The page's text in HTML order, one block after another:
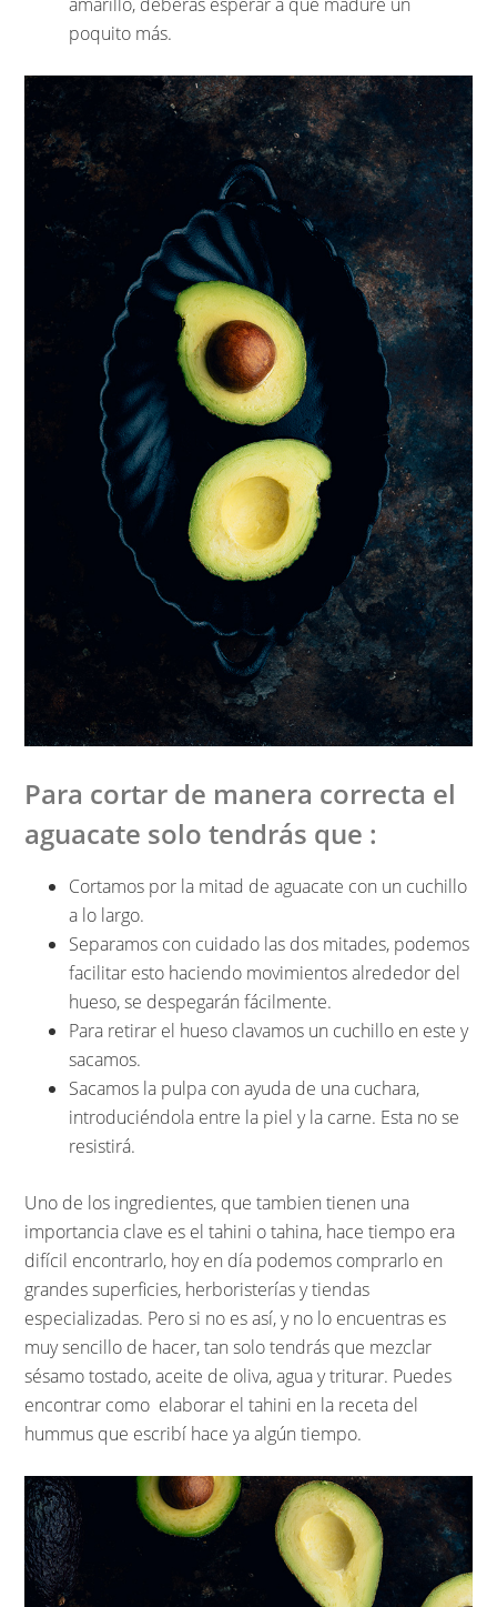
poquito más.
Para cortar de manera correcta el
aguacate solo tendrás que :
Cortamos por la mitad de aguacate con un cuchillo
a lo largo.
Separamos con cuidado las dos mitades, podemos
facilitar esto haciendo movimientos alrededor del
hueso, se despegarán fácilmente.
Para retirar el hueso clavamos un cuchillo en este y
sacamos.
Sacamos la pulpa con ayuda de una cuchara,
introduciéndola entre la piel y la carne. Esta no se
resistirá.
Uno de los ingredientes, que tambien tienen una
importancia clave es el tahini o tahina, hace tiempo era
difícil encontrarlo, hoy en día podemos comprarlo en
grandes superficies, herboristerías y tiendas
especializadas. Pero si no es así, y no lo encuentras es
muy sencillo de hacer, tan solo tendrás que mezclar
sésamo tostado, aceite de oliva, agua y triturar. Puedes
encontrar como elaborar el tahini en la receta del
hummus que escribí hace ya algún tiempo.